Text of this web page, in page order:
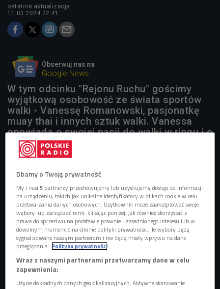
ostatnia aktualizacja:
11.03.2024 22:41
Obserwuj nas na
Google News
W tym odcinku "Rejonu Ruchu" gościmy
wyjątkową osobowość ze świata sportów
walki - Vanessę Romanowski, pasjonatkę
muay thai i innych sztuk walki. Vanessa
opowiada o swojej pasji do walki w ringu i o
tym, co sprawia, że ten sport stał się
nieodłączną częścią jej życia. Poruszamy
się na co dzień, oraz metod, które stosuje,
aby sobie z nimi radzić.
AUDIO 1 plik
 24'51
Piotrek Galus+Serce wojowniczki.mp3
Zobacz więcej na temat: sztuki walki
Dbamy o Twoją prywatność
My i nasi5 partnerzy przechowujemy lub uzyskujemy dostęp do informacji
na urządzeniu, takich jak unikalne identyfikatory w plikach cookie w celu
przetwarzania danych osobowych. Użytkownik może zaakceptować swoje
wybory lub zarządzać nimi, klikając poniżej, jak również skorzystać z
prawa do sprzeciwu na podstawie prawnie uzasadnionego interesu lub w
dowolnym momencie na stronie polityki prywatności. Te wybory będą
sygnalizowane naszym partnerom i nie będą miały wpływu na dane
przeglądania. Polityka prywatności
Wraz z naszymi partnerami przetwarzamy dane w celu
zapewnienia:
Użycie dokładnych danych geolokalizacyjnych. Aktywne skanowanie